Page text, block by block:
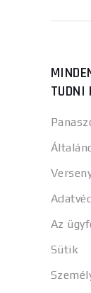
TUDNI
Az
Sütik